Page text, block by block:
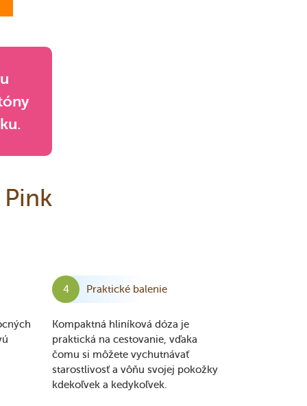
Praktické balenie
Kompaktná hliníková dóza je
praktická na cestovanie, vďaka
čomu si môžete vychutnávať
starostlivosť a vôňu svojej pokožky
kdekoľvek a kedykoľvek.